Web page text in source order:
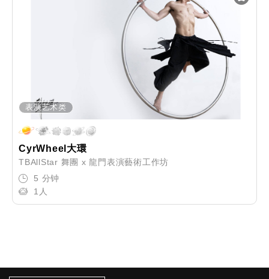
表演艺术类
CyrWheel大環
TBAllStar 舞團 x 龍門表演藝術工作坊
5 分钟
1人